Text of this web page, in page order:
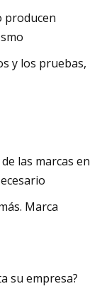
producen
y los pruebas,
las marcas en
Marca
su empresa?